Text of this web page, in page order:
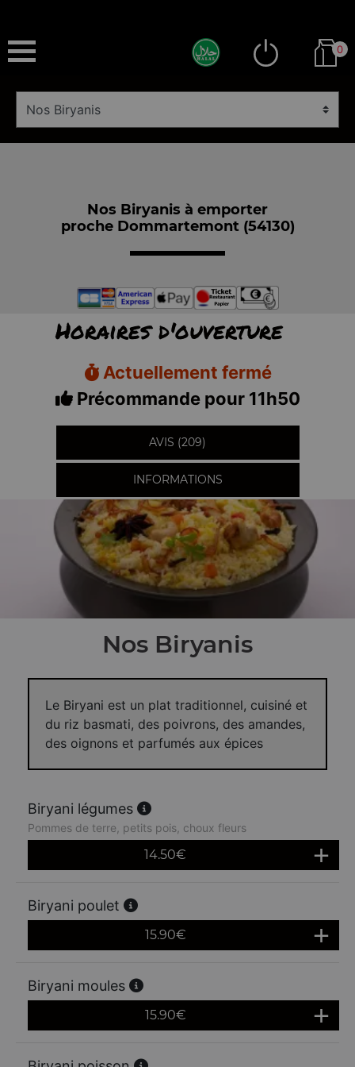
0
Nos Biryanis à emporter
proche Dommartemont (54130)
Horaires d'ouverture
Actuellement fermé
Précommande pour 11h50
AVIS (209)
INFORMATIONS
Nos Biryanis
Le Biryani est un plat traditionnel, cuisiné et
du riz basmati, des poivrons, des amandes,
des oignons et parfumés aux épices
Biryani légumes
Pommes de terre, petits pois, choux fleurs
14.50€
Biryani poulet
15.90€
Biryani moules
15.90€